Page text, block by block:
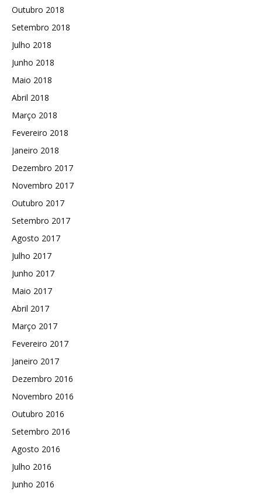
Outubro 2018
Setembro 2018
Julho 2018
Junho 2018
Maio 2018
Abril 2018
Março 2018
Fevereiro 2018
Janeiro 2018
Dezembro 2017
Novembro 2017
Outubro 2017
Setembro 2017
Agosto 2017
Julho 2017
Junho 2017
Maio 2017
Abril 2017
Março 2017
Fevereiro 2017
Janeiro 2017
Dezembro 2016
Novembro 2016
Outubro 2016
Setembro 2016
Agosto 2016
Julho 2016
Junho 2016